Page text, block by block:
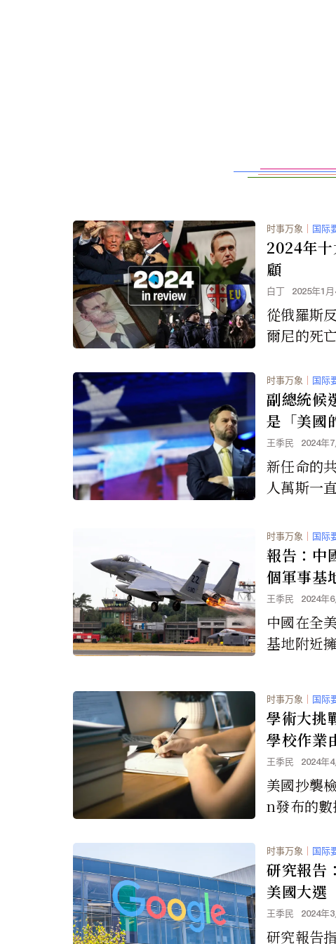
时事万象 ｜ 国际
2024年
顧
白丁 2025年1月
從俄羅斯
爾尼的死
裁者阿薩
臺，《法
了2024年
件。
时事万象 ｜ 国际
副總統候
是「美國
王季民 2024年7
新任命的
人萬斯一
入美國金
國高等教
響。
时事万象 ｜ 国际
報告：中
個軍事基
王季民 2024年6
中國在全
基地附近
时事万象 ｜ 国际
學術大挑
學校作業
王季民 2024年4
美國抄襲
n發布的
達2,200萬
成式AI撰
部。
时事万象 ｜ 国际
研究報告
美國大選
王季民 2024年3
研究報告